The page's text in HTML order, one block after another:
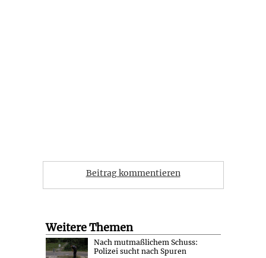
Beitrag kommentieren
Weitere Themen
Nach mutmaßlichem Schuss:
Polizei sucht nach Spuren